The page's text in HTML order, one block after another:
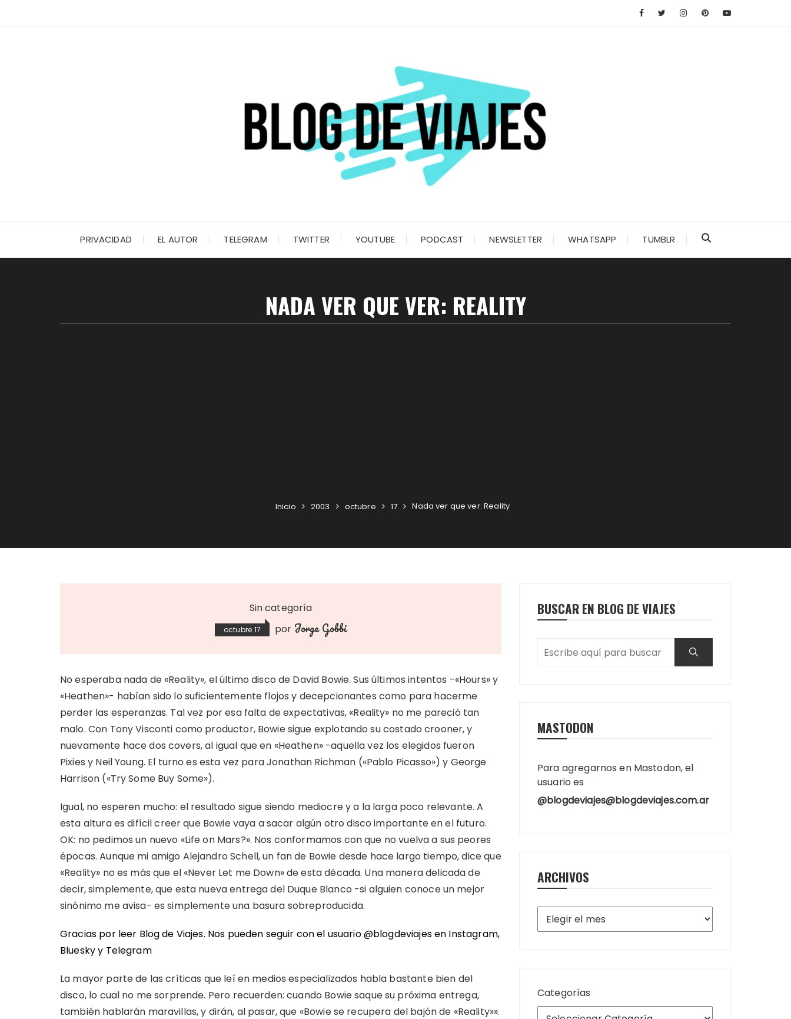
PRIVACIDAD EL AUTOR TELEGRAM TWITTER YOUTUBE PODCAST NEWSLETTER WHATSAPP TUMBLR
NADA VER QUE VER: REALITY
Inicio 2003 octubre 17 Nada ver que ver: Reality
Sin categoría
octubre 17 por Jorge Gobbi
No esperaba nada de «Reality», el último disco de David Bowie. Sus últimos intentos -«Hours» y
«Heathen»- habían sido lo suficientemente flojos y decepcionantes como para hacerme
perder las esperanzas. Tal vez por esa falta de expectativas, «Reality» no me pareció tan
malo. Con Tony Visconti como productor, Bowie sigue explotando su costado crooner, y
nuevamente hace dos covers, al igual que en «Heathen» -aquella vez los elegidos fueron
Pixies y Neil Young. El turno es esta vez para Jonathan Richman («Pablo Picasso») y George
Harrison («Try Some Buy Some»).
Igual, no esperen mucho: el resultado sigue siendo mediocre y a la larga poco relevante. A
esta altura es difícil creer que Bowie vaya a sacar algún otro disco importante en el futuro.
OK: no pedimos un nuevo «Life on Mars?». Nos conformamos con que no vuelva a sus peores
épocas. Aunque mi amigo Alejandro Schell, un fan de Bowie desde hace largo tiempo, dice que
«Reality» no es más que el «Never Let me Down» de esta década. Una manera delicada de
decir, simplemente, que esta nueva entrega del Duque Blanco -si alguien conoce un mejor
sinónimo me avisa- es simplemente una basura sobreproducida.
Gracias por leer Blog de Viajes. Nos pueden seguir con el usuario @blogdeviajes en Instagram,
Blueskyy Telegram
La mayor parte de las críticas que leí en medios especializados habla bastante bien del
disco, lo cual no me sorprende. Pero recuerden: cuando Bowie saque su próxima entrega,
también hablarán maravillas, y dirán, al pasar, que «Bowie se recupera del bajón de «Reality»».
BUSCAR EN BLOG DE VIAJES
MASTODON
Para agregarnos en Mastodon, el
usuario es
@blogdeviajes@blogdeviajes.com.ar
ARCHIVOS
Archivos
Categorías